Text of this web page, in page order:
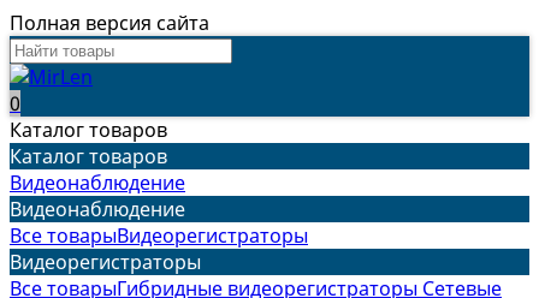
Полная версия сайта
0
Каталог товаров
Каталог товаров
Видеонаблюдение
Видеонаблюдение
Все товарыВидеорегистраторы
Видеорегистраторы
Все товарыГибридные видеорегистраторы Сетевые